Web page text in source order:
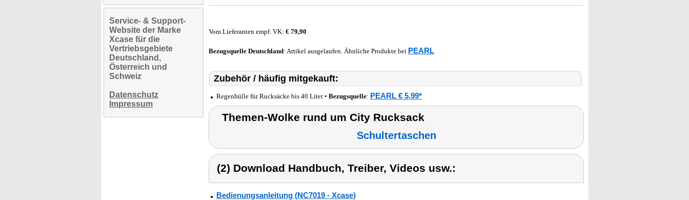
Service- & Support-
Website der Marke
Xcase für die
Vertriebsgebiete
Deutschland,
Österreich und
Schweiz
Datenschutz
Impressum
Vom Lieferanten empf. VK: € 79,90
Bezugsquelle Deutschland: Artikel ausgelaufen. Ähnliche Produkte bei PEARL
Zubehör / häufig mitgekauft:
Regenhülle für Rucksäcke bis 40 Liter • Bezugsquelle: PEARL € 5,99*
Themen-Wolke rund um City Rucksack
Schultertaschen
(2) Download Handbuch, Treiber, Videos usw.:
Bedienungsanleitung (NC7019 - Xcase)